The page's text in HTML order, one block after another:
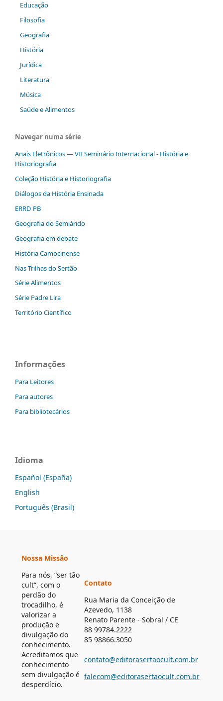
Educação
Filosofia
Geografia
História
Jurídica
Literatura
Música
Saúde e Alimentos
Navegar numa série
Anais Eletrônicos — VII Seminário Internacional - História e
Historiografia
Coleção História e Historiografia
Diálogos da História Ensinada
ERRD PB
Geografia do Semiárido
Geografia em debate
História Camocinense
Nas Trilhas do Sertão
Série Alimentos
Série Padre Lira
Território Científico
Informações
Para Leitores
Para autores
Para bibliotecários
Idioma
Español (España)
English
Português (Brasil)
Nossa Missão
Para nós, “ser tão
cult”, com o
perdão do
trocadilho, é
valorizar a
produção e
divulgação do
conhecimento.
Acreditamos que
conhecimento
sem divulgação é
desperdício.
Contato
Rua Maria da Conceição de
Azevedo, 1138
Renato Parente - Sobral / CE
88 99784.2222
85 98866.3050
contato@editorasertaocult.com.br
falecom@editorasertaocult.com.br